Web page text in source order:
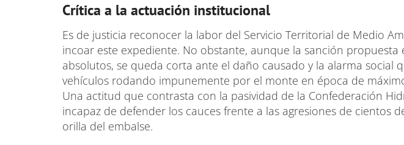
Crítica a la actuación institucional
Es de justicia reconocer la labor del Servicio Territorial de Medio
incoar este expediente. No obstante, aunque la sanción propuesta
absolutos, se queda corta ante el daño causado y la alarma social
vehículos rodando impunemente por el monte en época de
Una actitud que contrasta con la pasividad de la Confederación
incapaz de defender los cauces frente a las agresiones de cientos
orilla del embalse.